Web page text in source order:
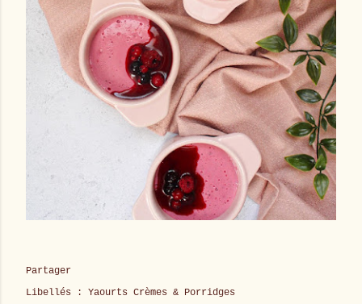
Partager
Libellés :
Yaourts Crèmes & Porridges